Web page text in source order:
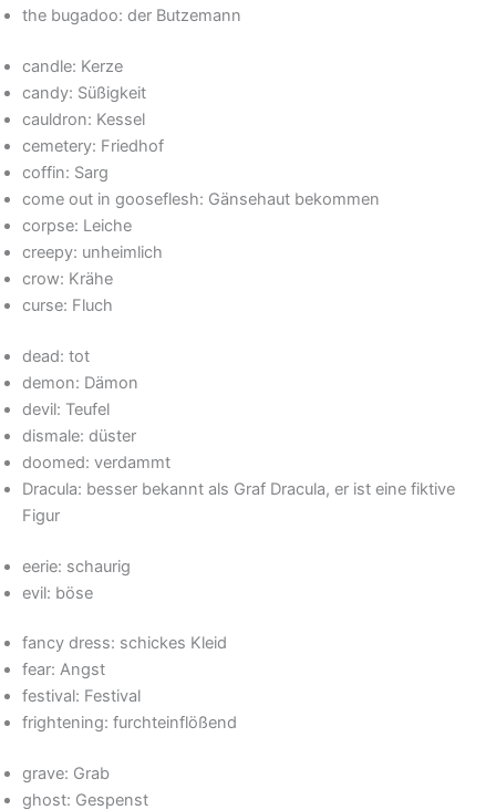
the bugadoo: der Butzemann
candle: Kerze
candy: Süßigkeit
cauldron: Kessel
cemetery: Friedhof
coffin: Sarg
come out in gooseflesh: Gänsehaut bekommen
corpse: Leiche
creepy: unheimlich
crow: Krähe
curse: Fluch
dead: tot
demon: Dämon
devil: Teufel
dismale: düster
doomed: verdammt
Dracula: besser bekannt als Graf Dracula, er ist eine fiktive
Figur
eerie: schaurig
evil: böse
fancy dress: schickes Kleid
fear: Angst
festival: Festival
frightening: furchteinflößend
grave: Grab
ghost: Gespenst